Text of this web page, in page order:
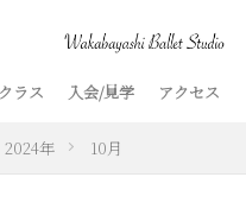
クラス 入会/見学 アクセス
2024年 10月